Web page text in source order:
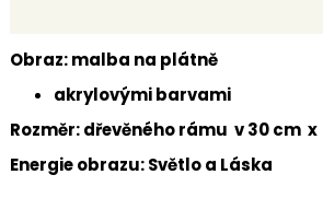
Obraz: malba na plátně
akrylovými barvami
Rozměr: dřevěného rámu v 30 cm x
Energie obrazu: Světlo a Láska